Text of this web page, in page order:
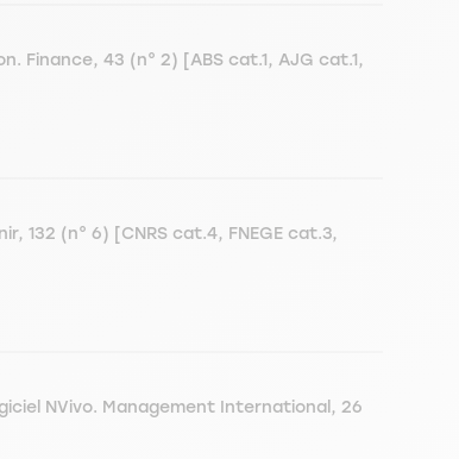
Finance, 43 (n° 2) [ABS cat.1, AJG cat.1,
132 (n° 6) [CNRS cat.4, FNEGE cat.3,
NVivo. Management International, 26